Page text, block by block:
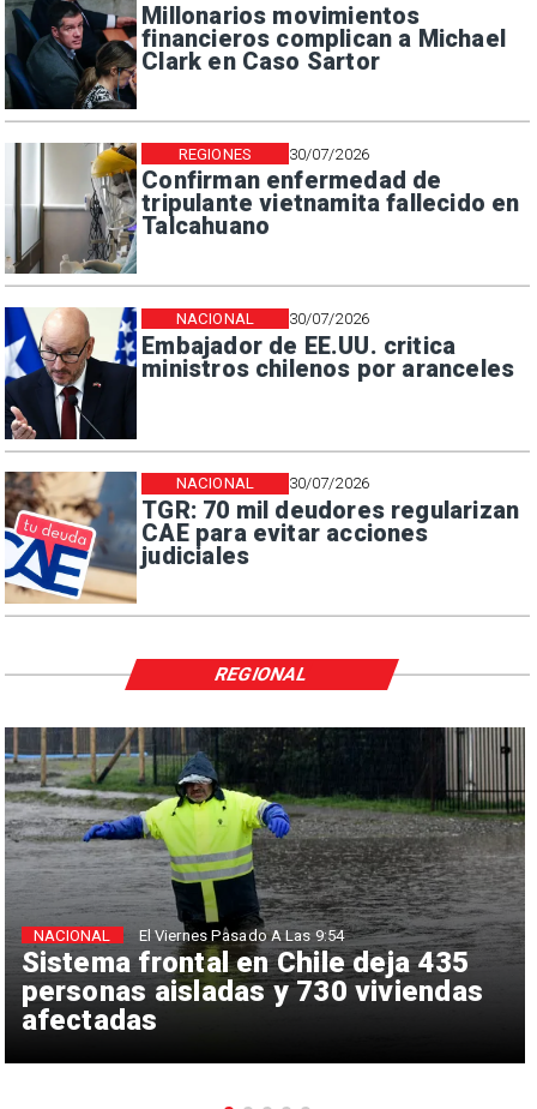
Millonarios movimientos
financieros complican a Michael
Clark en Caso Sartor
30/07/2026
Confirman enfermedad de
tripulante vietnamita fallecido en
Talcahuano
REGIONES
30/07/2026
Embajador de EE.UU. critica
ministros chilenos por aranceles
NACIONAL
30/07/2026
TGR: 70 mil deudores regularizan
CAE para evitar acciones
judiciales
NACIONAL
Sistema frontal en Chile deja 435
personas aisladas y 730 viviendas
afectadas
NACIONAL El Viernes Pasado A Las 9:54
REGIONAL